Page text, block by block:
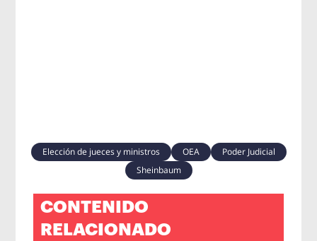
Elección de jueces y ministros OEA
Poder Judicial
Sheinbaum
CONTENIDO
RELACIONADO